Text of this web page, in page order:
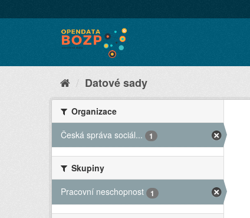
Datové sady
Organizace
Česká správa sociál...
1
Skupiny
Pracovní neschopnost
1